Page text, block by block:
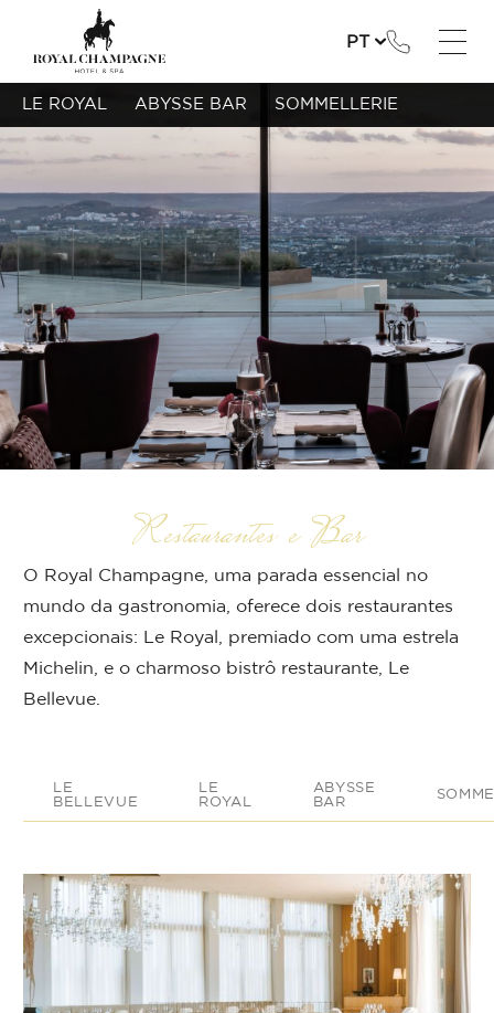
PT
Restaurantes e Bar
O Royal Champagne, uma parada essencial no
mundo da gastronomia, oferece dois restaurantes
excepcionais: Le Royal, premiado com uma estrela
Michelin, e o charmoso bistrô restaurante, Le
Bellevue.
LE
BELLEVUE
LE
ROYAL
ABYSSE
BAR
LE ROYAL ABYSSE BAR SOMMELLERIE